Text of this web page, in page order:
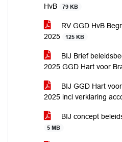
HvB
79 KB
RV GGD HvB
2025
125 KB
BIJ Brief
2025 GGD Hart voor
BIJ GGD Hart
2025 incl verklaring
BIJ concept
5 MB